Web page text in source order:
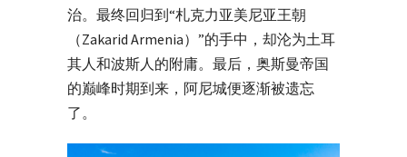
治。最终回归到“札克力亚美尼亚王朝
（Zakarid Armenia）”的手中，却沦为土耳
其人和波斯人的附庸。最后，奥斯曼帝国
的巅峰时期到来，阿尼城便逐渐被遗忘
了。